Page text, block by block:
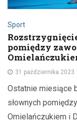
Sport
pomiędzy
31 października 2023
Ostatnie miesiące
słownych
Omielańczukiem i